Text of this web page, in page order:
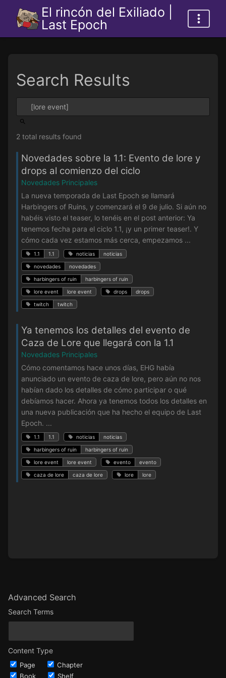
El rincón del Exiliado |
Last Epoch
Advanced Search
Search Terms
Content Type
Page
Chapter
Book
Shelf
Search Results
2 total results found
Novedades sobre la 1.1: Evento de lore y
drops al comienzo del ciclo
Novedades Principales
La nueva temporada de Last Epoch se llamará
Harbingers of Ruins, y comenzará el 9 de julio. Si aún no
habéis visto el teaser, lo tenéis en el post anterior: Ya
tenemos fecha para el ciclo 1.1, ¡y un primer teaser!. Y
cómo cada vez estamos más cerca, empezamos ...
1.1 1.1 noticias noticias
novedades novedades
harbingers of ruin harbingers of ruin
lore event lore event drops drops
twitch twitch
Ya tenemos los detalles del evento de
Caza de Lore que llegará con la 1.1
Novedades Principales
Cómo comentamos hace unos días, EHG había
anunciado un evento de caza de lore, pero aún no nos
habían dado los detalles de cómo participar o qué
debíamos hacer. Ahora ya tenemos todos los detalles en
una nueva publicación que ha hecho el equipo de Last
Epoch. ...
1.1 1.1 noticias noticias
harbingers of ruin harbingers of ruin
lore event lore event evento evento
caza de lore caza de lore lore lore